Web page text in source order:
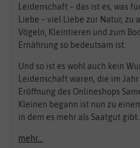
Obstsamen
Pilzbrut
Rasensamen
Steckzwiebeln
Zimmer & Kübelpflanzen
Kataloge
Schnäppchen
Anzucht & Gartenzubehör
Anzuchtschalen
Bingenheimer Saatgut
Bionana
BIOWOL
Blumicorn
Bûten Birds
Leidenschaft – das ist es, was
Liebe – viel Liebe zur Natur,
Vögeln, Kleintieren und zum
Ernährung so bedeutsam ist.
Und so ist es wohl auch kein
Leidenschaft waren, die im
Eröffnung des Onlineshops
Kleinen begann ist nun zu
in dem es mehr als Saatgut gibt.
mehr...